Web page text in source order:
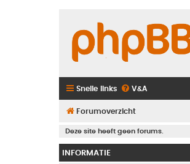
Snelle links V&A
Forumoverzicht
Deze site heeft geen forums.
INFORMATIE